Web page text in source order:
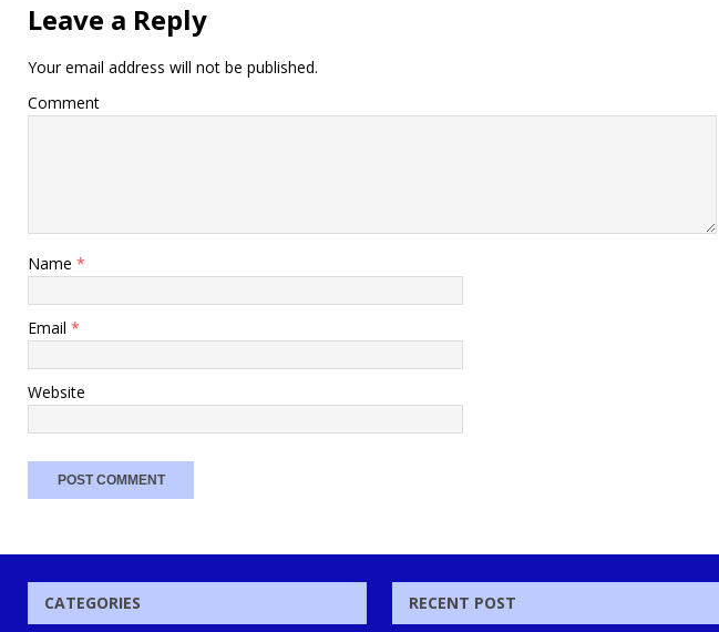
Leave a Reply
Your email address will not be published.
Comment
Name *
Email *
Website
CATEGORIES RECENT POST